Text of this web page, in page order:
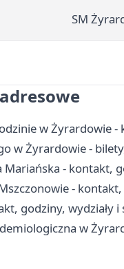
SM
w Żyrardowie
w Żyrardowie -
Mariańska - kontakt,
-
godziny, wydziały i
w